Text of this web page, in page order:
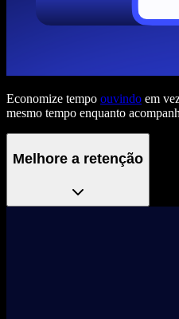
Economize tempo ouvindo em
mesmo tempo enquanto
Melhore a retenção